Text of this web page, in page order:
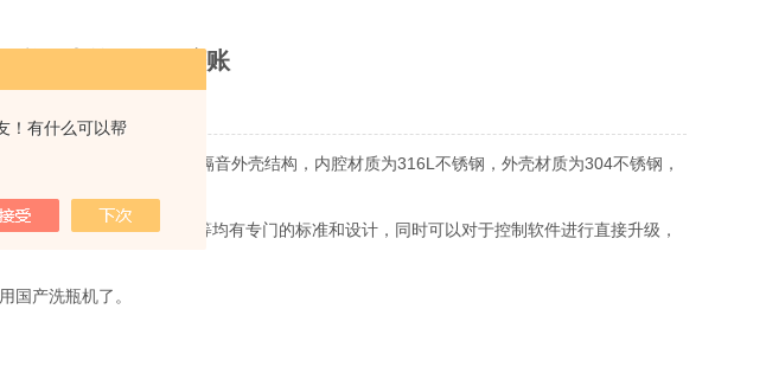
！有什么可以帮
我们来算一笔经济账
次数：2003
机采用双层可拆卸隔热隔音外壳结构，内腔材质为316L不锈钢，外壳材质为304不锈钢，
于防水、防电、防磁等均有专门的标准和设计，同时可以对于控制软件进行直接升级，
产洗瓶机了。